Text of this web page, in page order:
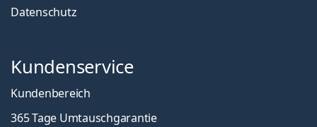
Datenschutz
Kundenservice
Kundenbereich
365 Tage Umtauschgarantie